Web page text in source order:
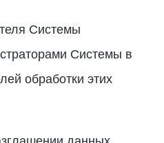
Системы
Системы в
обработки этих